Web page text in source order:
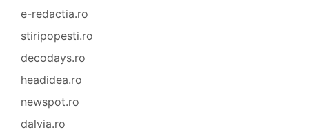
e-redactia.ro
stiripopesti.ro
decodays.ro
headidea.ro
newspot.ro
dalvia.ro